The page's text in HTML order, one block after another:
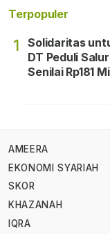
Terpopuler
1
Solidaritas
DT Peduli
Senilai Rp181
AMEERA
EKONOMI SYARIAH
SKOR
KHAZANAH
IQRA